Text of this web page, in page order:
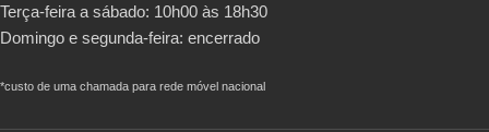
Terça-feira a sábado: 10h00 às 18h30
Domingo e segunda-feira: encerrado
*custo de uma chamada para rede móvel nacional